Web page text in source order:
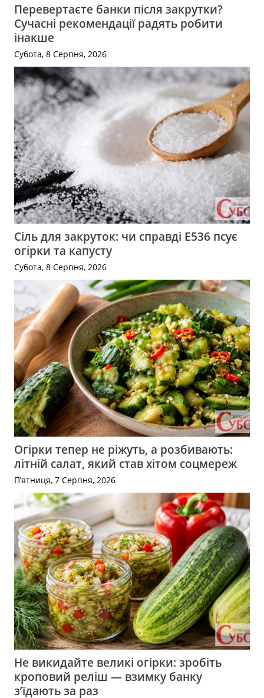
Перевертаєте банки після закрутки?
Сучасні рекомендації радять робити
інакше
Субота, 8 Серпня, 2026
Сіль для закруток: чи справді Е536 псує
огірки та капусту
Субота, 8 Серпня, 2026
Огірки тепер не ріжуть, а розбивають:
літній салат, який став хітом соцмереж
П’ятниця, 7 Серпня, 2026
Не викидайте великі огірки: зробіть
кроповий реліш — взимку банку
з’їдають за раз